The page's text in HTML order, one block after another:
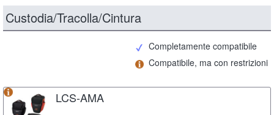
Custodia/Tracolla/Cintura
Completamente compatibile
Compatibile, ma con restrizioni
LCS-AMA